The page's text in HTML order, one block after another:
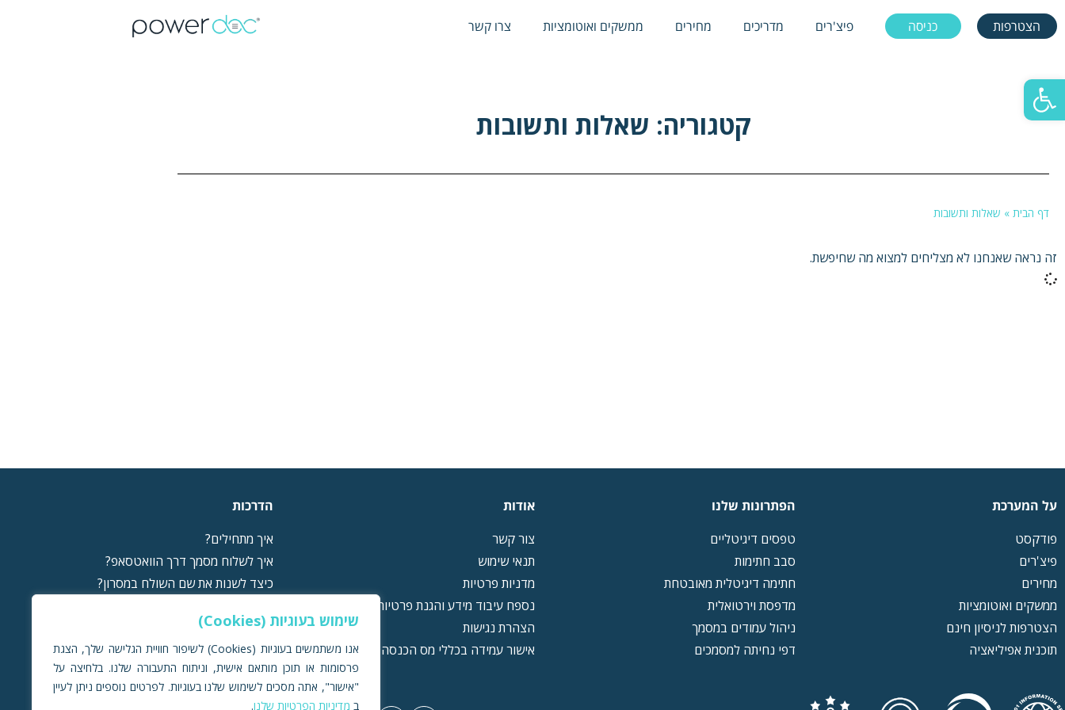
פתח סרגל נגישות
שימוש בעוגיות (Cookies)
אנו משתמשים בעוגיות (Cookies) לשיפור חוויית הגלישה שלך, הצגת
פרסומות או תוכן מותאם אישית, וניתוח התעבורה שלנו. בלחיצה על
"אישור", אתה מסכים לשימוש שלנו בעוגיות. לפרטים נוספים ניתן לעיין
ב מדיניות הפרטיות שלנו.
Skip
content
הצטרפות כניסה פיצ'רים מדריכים מחירים ממשקים ואוטומציות צרו קשר הצטרפות כניסה פיצ'רים מדריכים מחירים ממשקים ואוטומציות צרו קשר
קטגוריה: שאלות ותשובות
דף הבית » שאלות ותשובות
זה נראה שאנחנו לא מצליחים למצוא מה שחיפשת.
על המערכת
פודקסט
פיצ'רים
מחירים
ממשקים ואוטומציות
הצטרפות לניסיון חינם
תוכנית אפיליאציה
הפתרונות שלנו
טפסים דיגיטליים
סבב חתימות
חתימה דיגיטלית מאובטחת
מדפסת וירטואלית
ניהול עמודים במסמך
דפי נחיתה למסמכים
אודות
צור קשר
תנאי שימוש
מדניות פרטיות
נספח עיבוד מידע והגנת פרטיות (DPA)
הצהרת נגישות
אישור עמידה בכללי מס הכנסה
הדרכות
איך מתחילים?
איך לשלוח מסמך דרך הוואטסאפ?
כיצד לשנות את שם השולח במסרון?
להדרכות נוספות
לכל המאמרים בבלוג